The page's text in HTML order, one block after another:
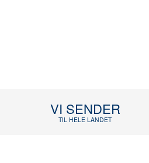
VI SENDER
TIL HELE LANDET